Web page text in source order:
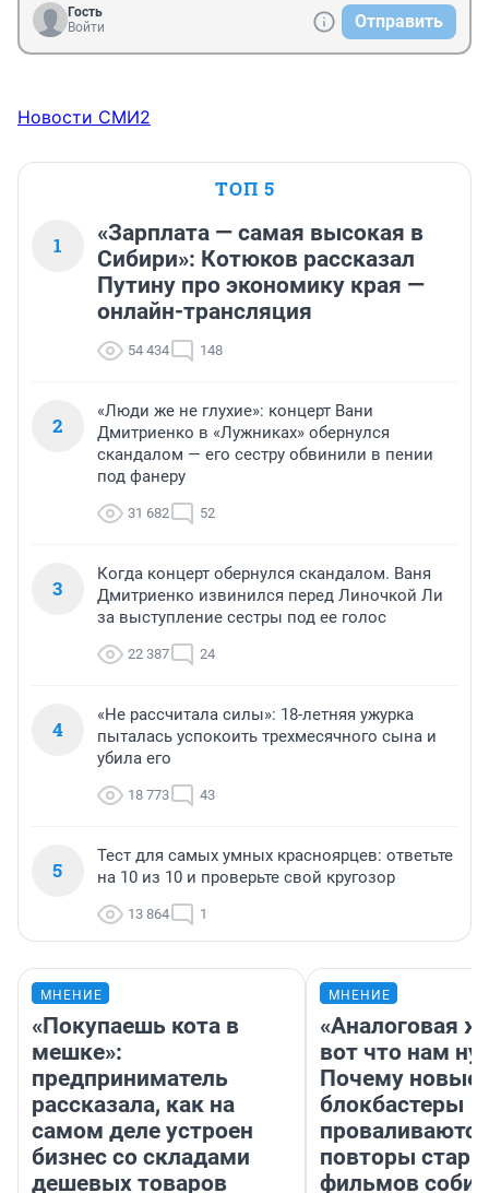
Гость
Войти
Отправить
Новости СМИ2
ТОП 5
1
«Зарплата — самая высокая в
Сибири»: Котюков рассказал
Путину про экономику края —
онлайн-трансляция
54 434 148
2
«Люди же не глухие»: концерт Вани
Дмитриенко в «Лужниках» обернулся
скандалом — его сестру обвинили в пении
под фанеру
31 682 52
3
Когда концерт обернулся скандалом. Ваня
Дмитриенко извинился перед Линочкой Ли
за выступление сестры под ее голос
22 387 24
4
«Не рассчитала силы»: 18-летняя ужурка
пыталась успокоить трехмесячного сына и
убила его
18 773 43
5
Тест для самых умных красноярцев: ответьте
на 10 из 10 и проверьте свой кругозор
13 864 1
МНЕНИЕ
«Покупаешь кота в
мешке»:
предприниматель
рассказала, как на
самом деле устроен
бизнес со складами
дешевых товаров
МНЕНИЕ
«Аналоговая
вот что нам
Почему новые
блокбастеры
повторы
фильмов